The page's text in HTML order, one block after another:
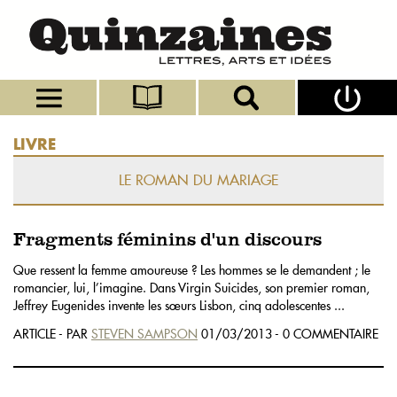
LIVRE
LE ROMAN DU MARIAGE
Fragments féminins d'un discours
Que ressent la femme amoureuse ? Les hommes se le demandent ; le
romancier, lui, l’imagine. Dans Virgin Suicides, son premier roman,
Jeffrey Eugenides invente les sœurs Lisbon, cinq adolescentes ...
ARTICLE - PAR STEVEN SAMPSON 01/03/2013 - 0 COMMENTAIRE